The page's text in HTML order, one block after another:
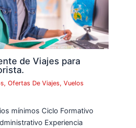
de Viajes para
,Ofertas De Viajes,Vuelos
mínimos Ciclo Formativo
Experiencia